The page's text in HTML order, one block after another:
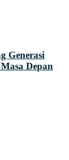
Generasi
Depan